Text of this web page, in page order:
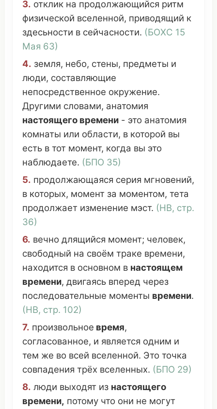
3. отклик на продолжающийся ритм
физической вселенной, приводящий к
здесьности в сейчасности. (БОХС 15
Мая 63)
4. земля, небо, стены, предметы и
люди, составляющие
непосредственное окружение.
Другими словами, анатомия
настоящего времени - это анатомия
комнаты или области, в которой вы
есть в тот момент, когда вы это
наблюдаете. (БПО 35)
5. продолжающаяся серия мгновений,
в которых, момент за моментом, тета
продолжает изменение мэст. (НВ, стр.
36)
6. вечно длящийся момент; человек,
свободный на своём траке времени,
находится в основном в настоящем
времени, двигаясь вперед через
последовательные моменты времени.
(НВ, стр. 102)
7. произвольное время,
согласованное, и является одним и
тем же во всей вселенной. Это точка
совпадения трёх вселенных. (БПО 29)
8. люди выходят из настоящего
времени, потому что они не могут